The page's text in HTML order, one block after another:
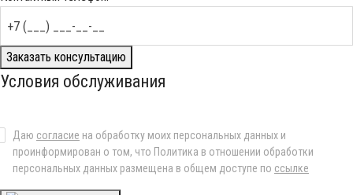
Заказать консультацию
Условия обслуживания
Даю согласие на обработку моих персональных данных и
проинформирован о том, что Политика в отношении обработки
персональных данных размещена в общем доступе по ссылке